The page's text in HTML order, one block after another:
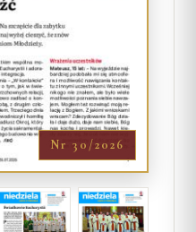
Nr 30/2026